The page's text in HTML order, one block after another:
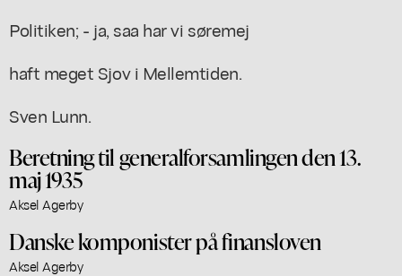
Politiken; - ja, saa har vi søremej
haft meget Sjov i Mellemtiden.
Sven Lunn.
Beretning til generalforsamlingen den 13.
maj 1935
Aksel Agerby
Danske komponister på finansloven
Aksel Agerby